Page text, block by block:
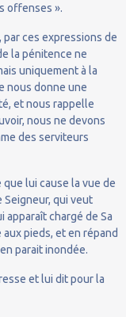
offenses ».
ces expressions de
la pénitence ne
uniquement à la
nous donne une
et nous rappelle
nous ne devons
des serviteurs
lui cause la vue de
Seigneur, qui veut
apparaît chargé de Sa
pieds, et en répand
parait inondée.
et lui dit pour la